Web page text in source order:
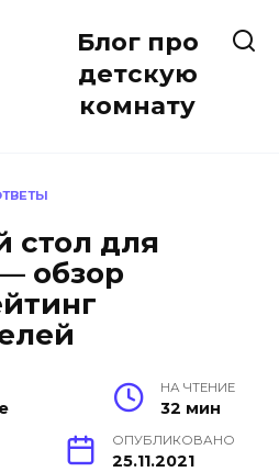
Блог про
детскую
комнату
стол для
обзор
НА ЧТЕНИЕ
32 мин
ОПУБЛИКОВАНО
25.11.2021